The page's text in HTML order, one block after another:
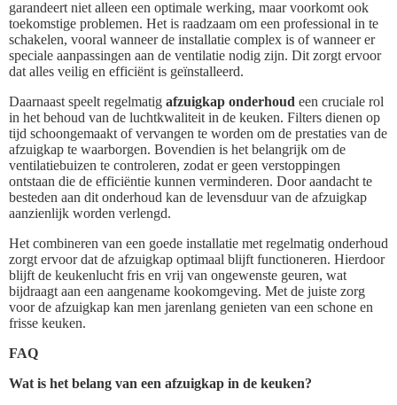
garandeert niet alleen een optimale werking, maar voorkomt ook
toekomstige problemen. Het is raadzaam om een professional in te
schakelen, vooral wanneer de installatie complex is of wanneer er
speciale aanpassingen aan de ventilatie nodig zijn. Dit zorgt ervoor
dat alles veilig en efficiënt is geïnstalleerd.
Daarnaast speelt regelmatig afzuigkap onderhoud een cruciale rol
in het behoud van de luchtkwaliteit in de keuken. Filters dienen op
tijd schoongemaakt of vervangen te worden om de prestaties van de
afzuigkap te waarborgen. Bovendien is het belangrijk om de
ventilatiebuizen te controleren, zodat er geen verstoppingen
ontstaan die de efficiëntie kunnen verminderen. Door aandacht te
besteden aan dit onderhoud kan de levensduur van de afzuigkap
aanzienlijk worden verlengd.
Het combineren van een goede installatie met regelmatig onderhoud
zorgt ervoor dat de afzuigkap optimaal blijft functioneren. Hierdoor
blijft de keukenlucht fris en vrij van ongewenste geuren, wat
bijdraagt aan een aangename kookomgeving. Met de juiste zorg
voor de afzuigkap kan men jarenlang genieten van een schone en
frisse keuken.
FAQ
Wat is het belang van een afzuigkap in de keuken?